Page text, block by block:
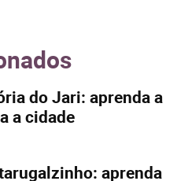
do Jari: aprenda a
a cidade
aprenda